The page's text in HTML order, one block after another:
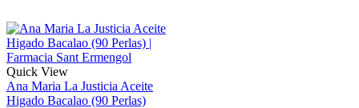
Quick View
Ana Maria La Justicia Aceite
Higado Bacalao (90 Perlas)